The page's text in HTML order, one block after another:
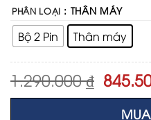
PHÂN LOẠI : THÂN MÁY
Bộ 2 Pin Thân máy
1.290.000₫ price
was: